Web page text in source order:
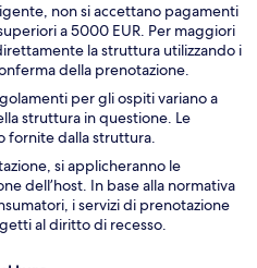
non si accettano pagamenti
a 5000 EUR. Per maggiori
la struttura utilizzando i
della prenotazione.
per gli ospiti variano a
struttura in questione. Le
fornite dalla struttura.
si applicheranno le
dell’host. In base alla normativa
i servizi di prenotazione
al diritto di recesso.